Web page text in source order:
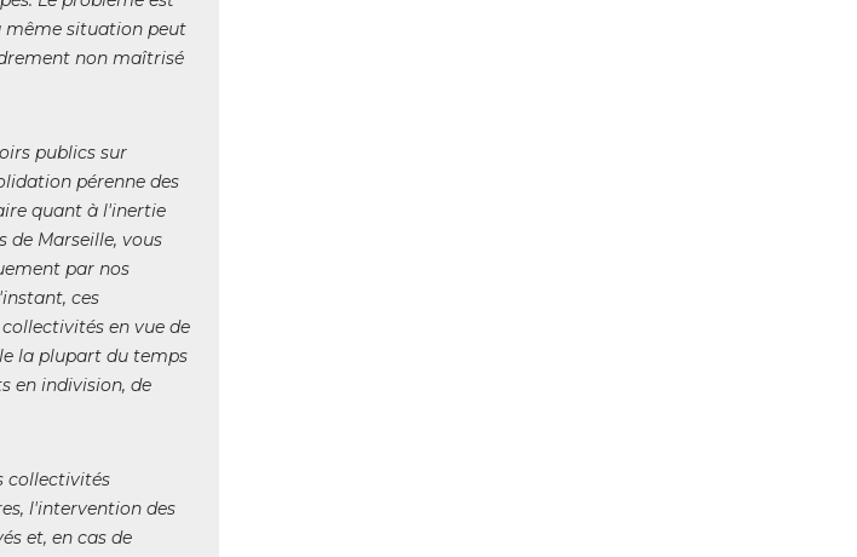
même situation peut
non maîtrisé
publics sur
pérenne des
quant à l'inertie
de Marseille, vous
par nos
ces
en vue de
la plupart du temps
en indivision, de
collectivités
l'intervention des
et, en cas de